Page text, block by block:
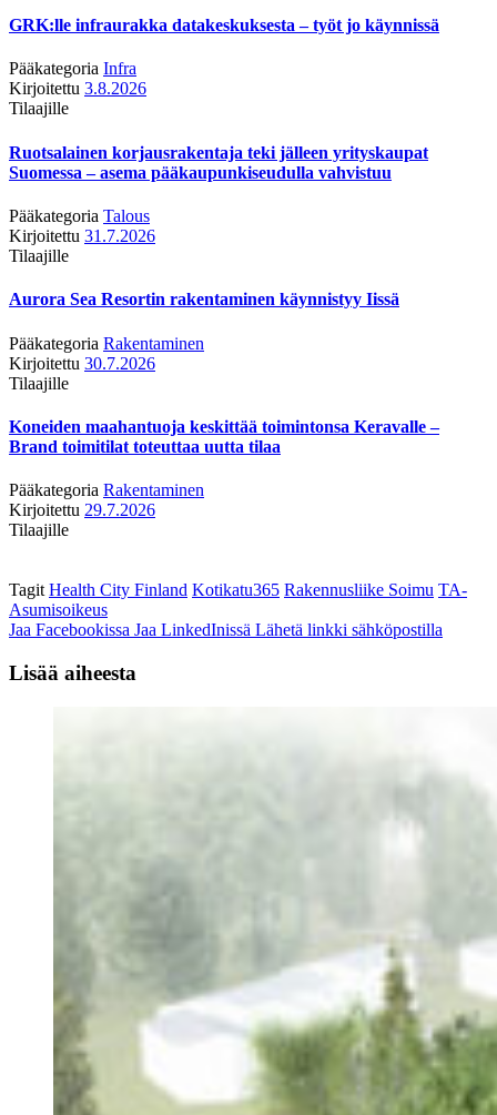
GRK:lle infraurakka datakeskuksesta – työt jo käynnissä
Pääkategoria Infra
Kirjoitettu 3.8.2026
Tilaajille
Ruotsalainen korjausrakentaja teki jälleen yrityskaupat
Suomessa – asema pääkaupunkiseudulla vahvistuu
Pääkategoria Talous
Kirjoitettu 31.7.2026
Tilaajille
Aurora Sea Resortin rakentaminen käynnistyy Iissä
Pääkategoria Rakentaminen
Kirjoitettu 30.7.2026
Tilaajille
Koneiden maahantuoja keskittää toimintonsa Keravalle –
Brand toimitilat toteuttaa uutta tilaa
Pääkategoria Rakentaminen
Kirjoitettu 29.7.2026
Tilaajille
Tagit Health City Finland Kotikatu365 Rakennusliike Soimu TA-
Asumisoikeus
Jaa Facebookissa Jaa LinkedInissä Lähetä linkki sähköpostilla
Lisää aiheesta